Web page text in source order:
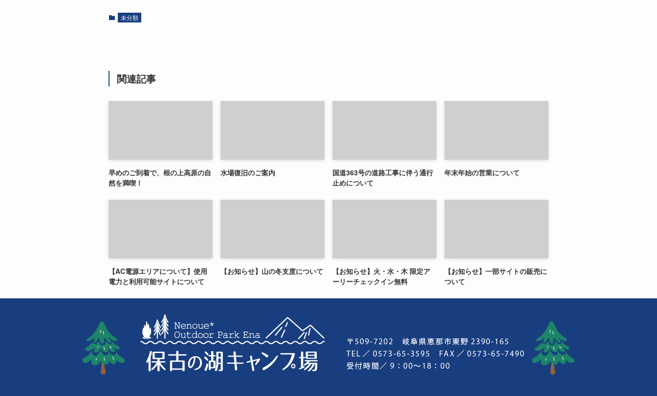
未分類
関連記事
早めのご到着で、根の上高原の自
然を満喫！
水場復旧のご案内
国道363号の道路工事に伴う通行
止めについて
年末年始の営業について
【AC電源エリアについて】使用
電力と利用可能サイトについて
【お知らせ】山の冬支度について
【お知らせ】火・水・木 限定ア
ーリーチェックイン無料
【お知らせ】一部サイトの販売に
ついて